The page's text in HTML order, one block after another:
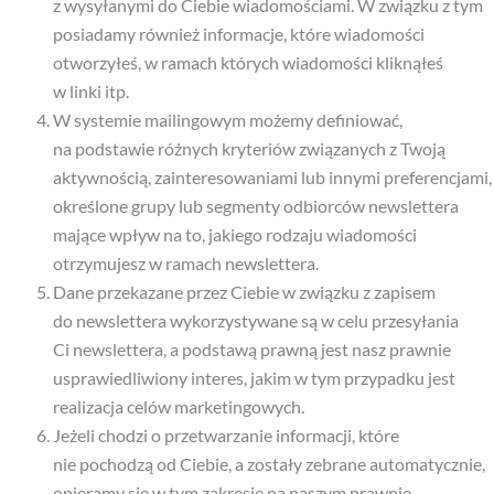
z wysyłanymi do Ciebie wiadomościami. W związku z tym
posiadamy również informacje, które wiadomości
otworzyłeś, w ramach których wiadomości kliknąłeś
w linki itp.
W systemie mailingowym możemy definiować,
na podstawie różnych kryteriów związanych z Twoją
aktywnością, zainteresowaniami lub innymi preferencjami,
określone grupy lub segmenty odbiorców newslettera
mające wpływ na to, jakiego rodzaju wiadomości
otrzymujesz w ramach newslettera.
Dane przekazane przez Ciebie w związku z zapisem
do newslettera wykorzystywane są w celu przesyłania
Ci newslettera, a podstawą prawną jest nasz prawnie
usprawiedliwiony interes, jakim w tym przypadku jest
realizacja celów marketingowych.
Jeżeli chodzi o przetwarzanie informacji, które
nie pochodzą od Ciebie, a zostały zebrane automatycznie,